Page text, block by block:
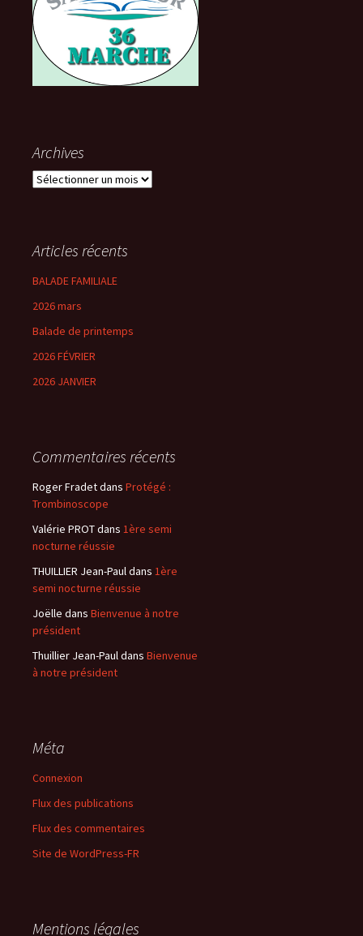
Archives
Archives
Articles récents
BALADE FAMILIALE
2026 mars
Balade de printemps
2026 FÉVRIER
2026 JANVIER
Commentaires récents
Roger Fradetdans Protégé :
Trombinoscope
Valérie PROTdans 1ère semi
nocturne réussie
THUILLIER Jean-Pauldans 1ère
semi nocturne réussie
Joëlle dans Bienvenue à notre
président
Thuillier Jean-Pauldans Bienvenue
à notre président
Méta
Connexion
Flux des publications
Flux des commentaires
Site de WordPress-FR
Mentions légales